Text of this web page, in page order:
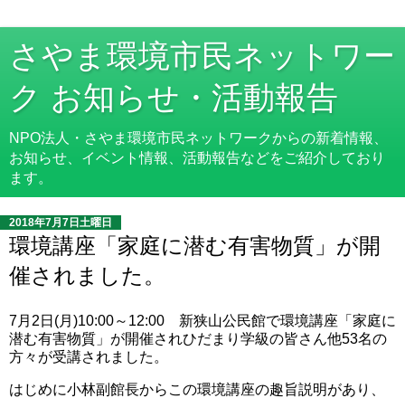
さやま環境市民ネットワー
ク お知らせ・活動報告
NPO法人・さやま環境市民ネットワークからの新着情報、
お知らせ、イベント情報、活動報告などをご紹介しており
ます。
2018年7月7日土曜日
環境講座「家庭に潜む有害物質」が開
催されました。
7月2日(月)10:00～12:00 新狭山公民館で環境講座「家庭に
潜む有害物質」が開催されひだまり学級の皆さん他53名の
方々が受講されました。
はじめに小林副館長からこの環境講座の趣旨説明があり、